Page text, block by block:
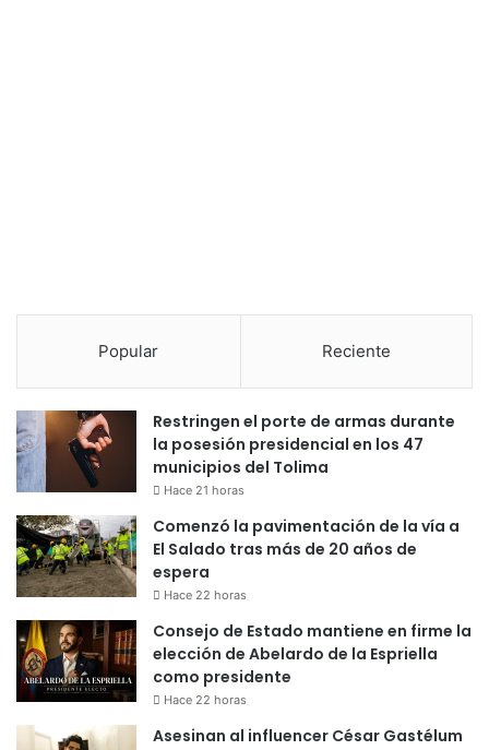
Popular Reciente
Restringen el porte de armas durante
la posesión presidencial en los 47
municipios del Tolima
Hace 21 horas
Comenzó la pavimentación de la vía a
El Salado tras más de 20 años de
espera
Hace 22 horas
Consejo de Estado mantiene en firme la
elección de Abelardo de la Espriella
como presidente
Hace 22 horas
Asesinan al influencer César Gastélum